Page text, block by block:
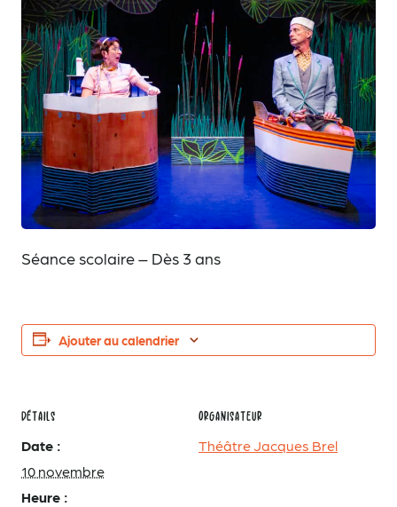
Séance scolaire – Dès 3 ans
Ajouter au calendrier
DÉTAILS
Date :
10 novembre
Heure :
ORGANISATEUR
Théâtre Jacques Brel